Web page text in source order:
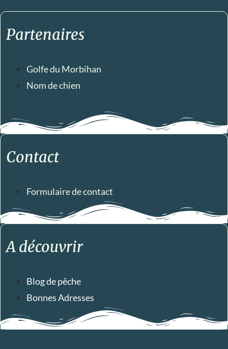
Partenaires
Golfe du Morbihan
Nom de chien
Contact
Formulaire de contact
A découvrir
Blog de pêche
Bonnes Adresses